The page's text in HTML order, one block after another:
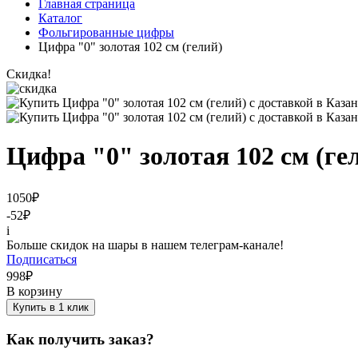
Главная страница
Каталог
Фольгированные цифры
Цифра "0" золотая 102 см (гелий)
Скидка!
Цифра "0" золотая 102 см
1050₽
-52₽
i
Больше скидок на шары в нашем телеграм-канале!
Подписаться
998₽
В корзину
Купить в 1 клик
Как получить заказ?